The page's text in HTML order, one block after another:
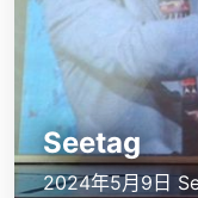
Seetag
2024年5月9日